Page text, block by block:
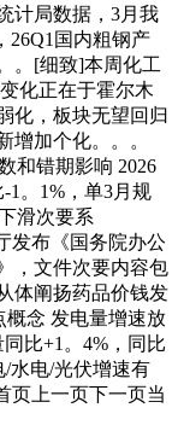
计局数据，3月我
26Q1国内粗钢产
。[细致]本周化工
化正在于霍尔木
化，板块无望回归
增加个化。。。
和错期影响 2026
1。1%，单3月规
滑次要系
发布《国务院办公
，文件次要内容包
体阐扬药品价钱发
念 发电量增速放
比+1。4%，同比
/水电/光伏增速有
页上一页下一页当